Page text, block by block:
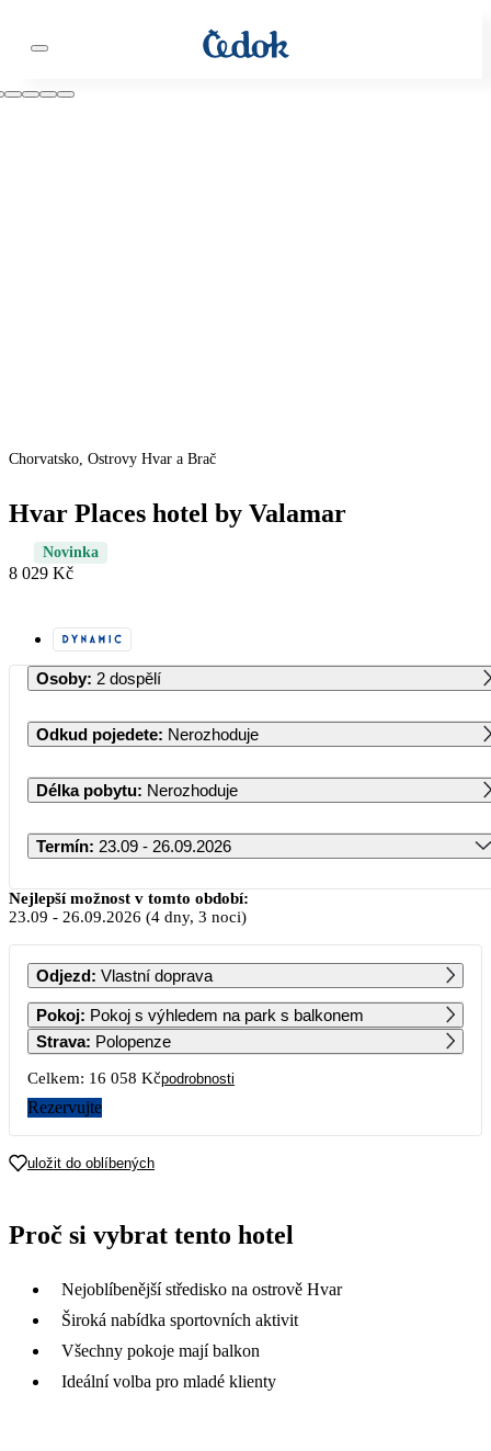
Chorvatsko, Ostrovy Hvar a Brač
Hvar Places hotel by Valamar
Novinka
8 029 Kč
Osoby: 2 dospělí
Odkud pojedete: Nerozhoduje
Délka pobytu: Nerozhoduje
Termín: 23.09 - 26.09.2026
Září 2026
PO ÚT ST ČT PÁ SO NE
1 2 3 4 5 6
7 8 9 10 11 12 13
21 22
28
8 029
29 30
Nejlepší možnost v tomto období:
23.09 - 26.09.2026 (4 dny, 3 noci)
Odjezd: Vlastní doprava
Pokoj:
Pokoj s výhledem na park s balkonem
Strava: Polopenze
Celkem: 16 058 Kčpodrobnosti
Rezervujte
uložit do oblíbených
Proč si vybrat tento hotel
Nejoblíbenější středisko na ostrově Hvar
Široká nabídka sportovních aktivit
Všechny pokoje mají balkon
Ideální volba pro mladé klienty